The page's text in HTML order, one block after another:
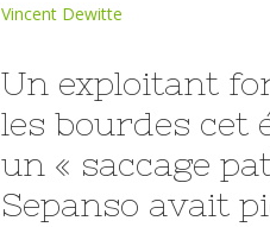
Vincent Dewitte
Un exploitant
les bourdes cet
un « saccage
Sepanso avait